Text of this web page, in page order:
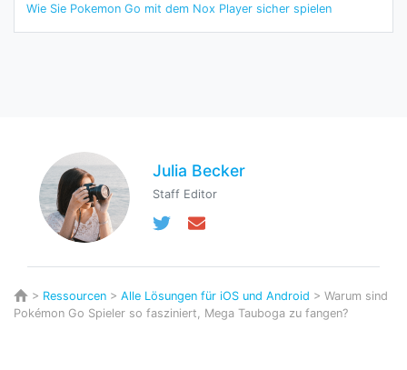
Wie Sie Pokemon Go mit dem Nox Player sicher spielen
Julia Becker
Staff Editor
> Ressourcen > Alle Lösungen für iOS und Android > Warum sind
Pokémon Go Spieler so fasziniert, Mega Tauboga zu fangen?